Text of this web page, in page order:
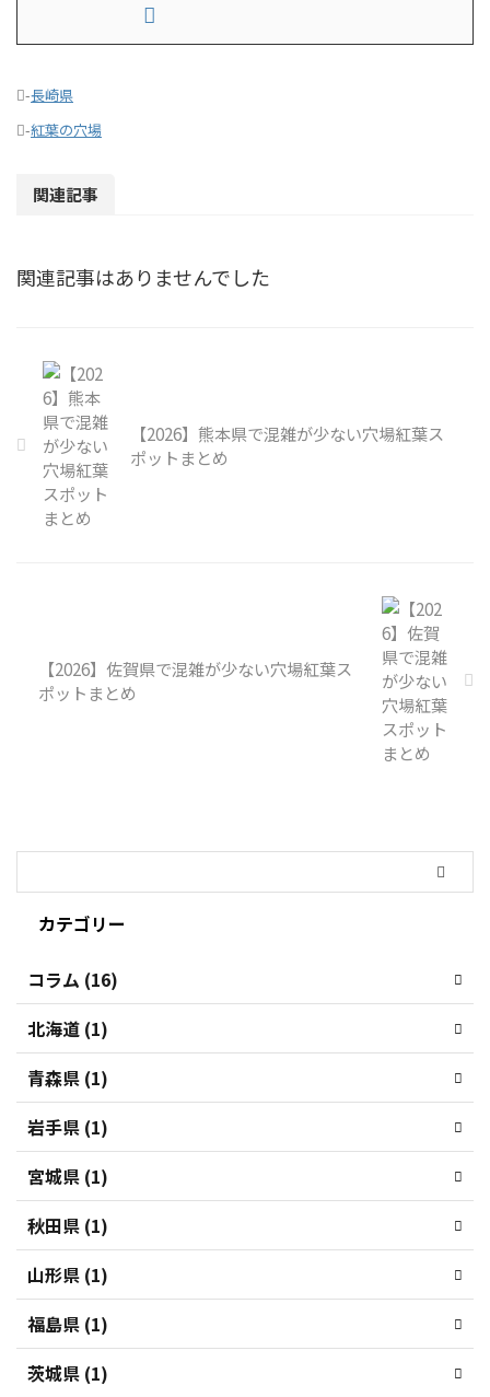
-長崎県
-紅葉の穴場
関連記事
関連記事はありませんでした
【2026】熊本県で混雑が少ない穴場紅葉ス
ポットまとめ
【2026】佐賀県で混雑が少ない穴場紅葉ス
ポットまとめ
カテゴリー
コラム (16)
北海道 (1)
青森県 (1)
岩手県 (1)
宮城県 (1)
秋田県 (1)
山形県 (1)
福島県 (1)
茨城県 (1)